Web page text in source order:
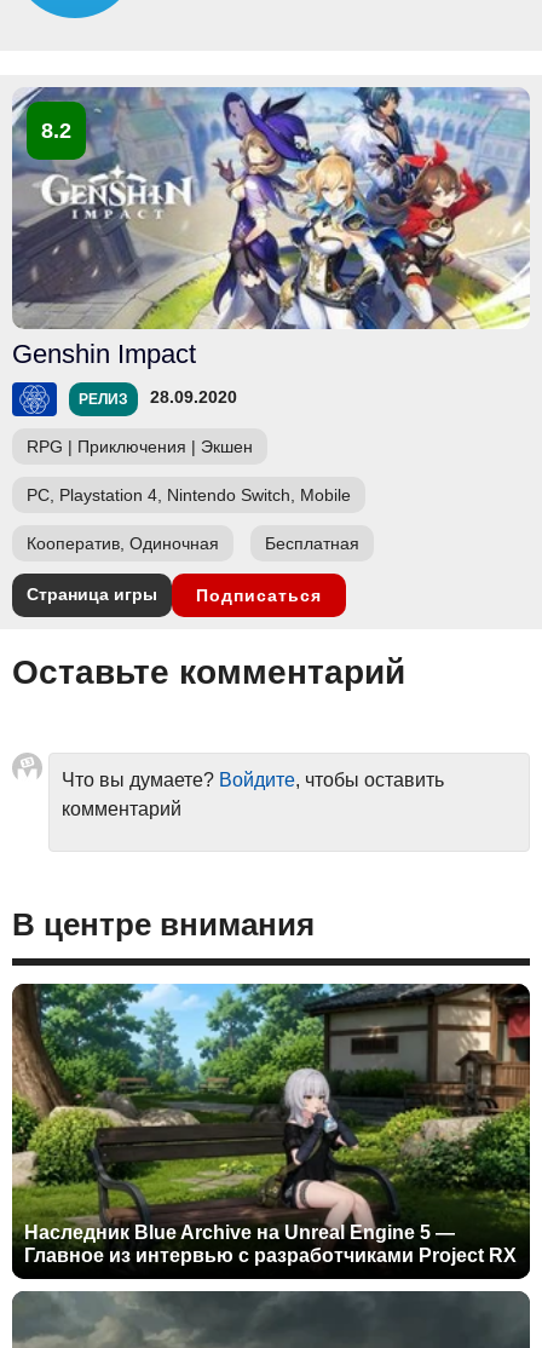
8.2
Genshin Impact
РЕЛИЗ 28.09.2020
RPG | Приключения | Экшен
PC, Playstation 4, Nintendo Switch, Mobile
Кооператив, Одиночная Бесплатная
Страница игры Подписаться
Оставьте комментарий
Что вы думаете? Войдите, чтобы оставить
комментарий
В центре внимания
Наследник Blue Archive на Unreal Engine 5 —
Главное из интервью с разработчиками Project RX